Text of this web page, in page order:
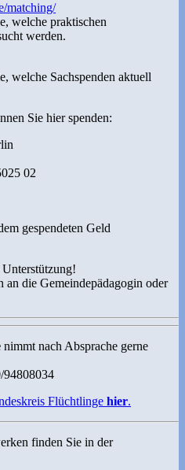
matching/
welche praktischen
werden.
welche Sachspenden aktuell
Sie hier spenden:
02
gespendeten Geld
an die Gemeindepädagogin oder
nimmt nach Absprache gerne
Flüchtlinge hier.
finden Sie in der